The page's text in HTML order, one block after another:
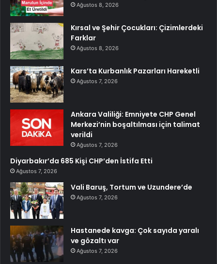
Ağustos 8, 2026
Kırsal ve Şehir Çocukları: Çizimlerdeki
Farklar
Ağustos 8, 2026
Kars’ta Kurbanlık Pazarları Hareketli
Ağustos 7, 2026
Ankara Valiliği: Emniyete CHP Genel
Merkezi’nin boşaltılması için talimat
verildi
Ağustos 7, 2026
Diyarbakır’da 685 Kişi CHP’den İstifa Etti
Ağustos 7, 2026
Vali Baruş, Tortum ve Uzundere’de
Ağustos 7, 2026
Hastanede kavga: Çok sayıda yaralı
ve gözaltı var
Ağustos 7, 2026